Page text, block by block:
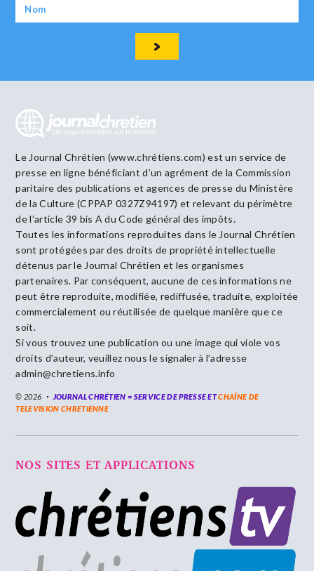
Le Journal Chrétien (www.chrétiens.com) est un service de
presse en ligne bénéficiant d’un agrément de la Commission
paritaire des publications et agences de presse du Ministère
de la Culture (CPPAP 0327Z94197) et relevant du périmètre
de l’article 39 bis A du Code général des impôts.
Toutes les informations reproduites dans le Journal Chrétien
sont protégées par des droits de propriété intellectuelle
détenus par le Journal Chrétien et les organismes
partenaires. Par conséquent, aucune de ces informations ne
peut être reproduite, modifiée, rediffusée, traduite, exploitée
commercialement ou réutilisée de quelque manière que ce
soit.
Si vous trouvez une publication ou une image qui viole vos
droits d’auteur, veuillez nous le signaler à l’adresse
admin@chretiens.info
© 2026 JOURNAL CHRÉTIEN = SERVICE DE PRESSE ETCHAÎNE DE
TELEVISION CHRETIENNE
NOS SITES ET APPLICATIONS